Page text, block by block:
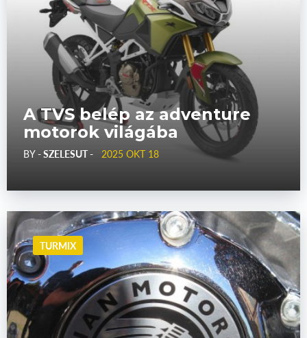
A TVS belép az adventure
motorok világába
BY- SZELESUT - 2025 OKT 18
TURMIX